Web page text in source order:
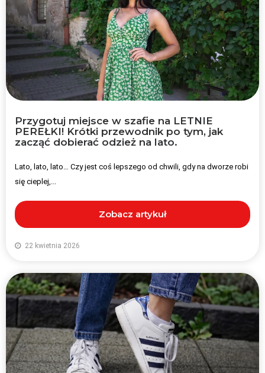
Przygotuj miejsce w szafie na LETNIE
PEREŁKI! Krótki przewodnik po tym, jak
zacząć dobierać odzież na lato.
Lato, lato, lato… Czy jest coś lepszego od chwili, gdy na dworze robi
się cieplej,...
Zobacz artykuł
22 kwietnia 2026